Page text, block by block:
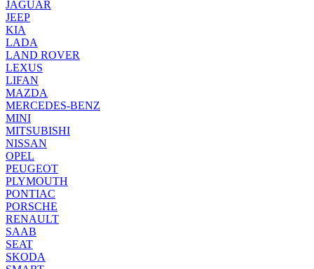
JAGUAR
JEEP
KIA
LADA
LAND ROVER
LEXUS
LIFAN
MAZDA
MERCEDES-BENZ
MINI
MITSUBISHI
NISSAN
OPEL
PEUGEOT
PLYMOUTH
PONTIAC
PORSCHE
RENAULT
SAAB
SEAT
SKODA